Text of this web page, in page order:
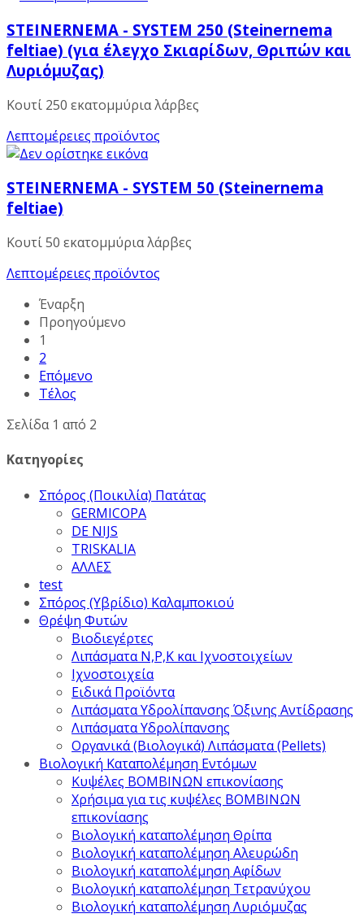
STEINERNEMA - SYSTEM 250 (Steinernema
feltiae) (για έλεγχο Σκιαρίδων, Θριπών και
Λυριόμυζας)
Κουτί 250 εκατομμύρια λάρβες
Λεπτομέρειες προϊόντος
STEINERNEMA - SYSTEM 50 (Steinernema
feltiae)
Κουτί 50 εκατομμύρια λάρβες
Λεπτομέρειες προϊόντος
Έναρξη
Προηγούμενο
1
2
Επόμενο
Τέλος
Σελίδα 1 από 2
Κατηγορίες
Σπόρος (Ποικιλία) Πατάτας
GERMICOPA
DE NIJS
TRISKALIA
ΑΛΛΕΣ
test
Σπόρος (Υβρίδιο) Καλαμποκιού
Θρέψη Φυτών
Βιοδιεγέρτες
Λιπάσματα Ν,Ρ,Κ και Ιχνοστοιχείων
Ιχνοστοιχεία
Ειδικά Προϊόντα
Λιπάσματα Υδρολίπανσης Όξινης Αντίδρασης
Λιπάσματα Υδρολίπανσης
Οργανικά (Βιολογικά) Λιπάσματα (Pellets)
Βιολογική Καταπολέμηση Εντόμων
Κυψέλες ΒΟΜΒΙΝΩΝ επικονίασης
Χρήσιμα για τις κυψέλες ΒΟΜΒΙΝΩΝ
επικονίασης
Βιολογική καταπολέμηση Θρίπα
Βιολογική καταπολέμηση Αλευρώδη
Βιολογική καταπολέμηση Αφίδων
Βιολογική καταπολέμηση Τετρανύχου
Βιολογική καταπολέμηση Λυριόμυζας